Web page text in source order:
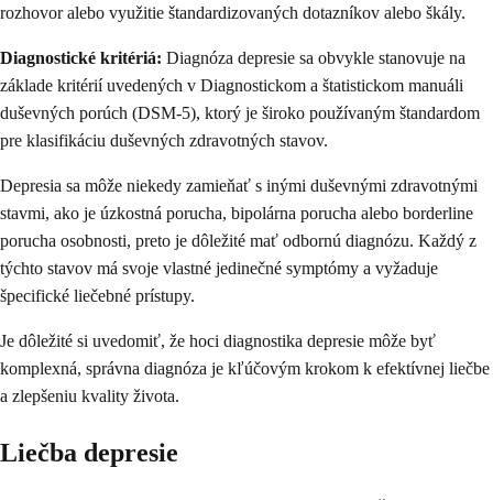
rozhovor alebo využitie štandardizovaných dotazníkov alebo škály.
Diagnostické kritériá: Diagnóza depresie sa obvykle stanovuje na
základe kritérií uvedených v Diagnostickom a štatistickom manuáli
duševných porúch (DSM-5), ktorý je široko používaným štandardom
pre klasifikáciu duševných zdravotných stavov.
Depresia sa môže niekedy zamieňať s inými duševnými zdravotnými
stavmi, ako je úzkostná porucha, bipolárna porucha alebo borderline
porucha osobnosti, preto je dôležité mať odbornú diagnózu. Každý z
týchto stavov má svoje vlastné jedinečné symptómy a vyžaduje
špecifické liečebné prístupy.
Je dôležité si uvedomiť, že hoci diagnostika depresie môže byť
komplexná, správna diagnóza je kľúčovým krokom k efektívnej liečbe
a zlepšeniu kvality života.
Liečba depresie